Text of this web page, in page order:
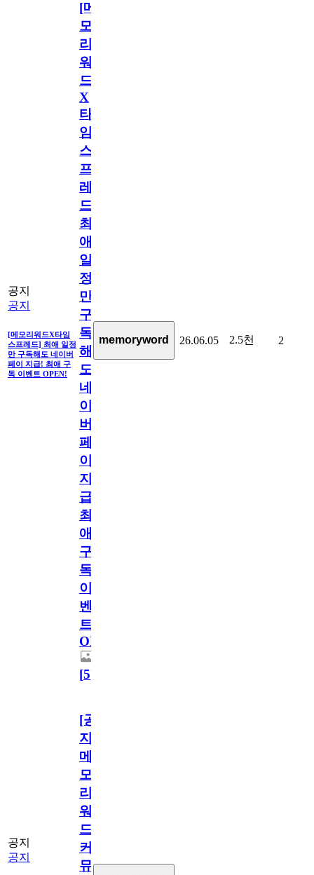
공지
공지
[메모리워드X타임
스프레드] 최애 일정
만 구독해도 네이버
페이 지급! 최애 구
독 이벤트 OPEN!
[메
모
리
워
드
X
타
임
스
프
레
드]
최
애
일
정
만
구
독
해
도
네
이
버
페
이
지
급!
최
애
구
독
이
벤
트
OPEN!
[5]
memoryword 26.06.05 2.5천 2
공지
공지
[공
지]
메
모
리
워
드
커
뮤